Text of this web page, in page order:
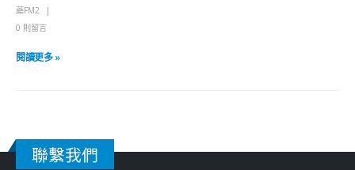
藥FM2
0 則留言
閱讀更多 »
聯繫我們